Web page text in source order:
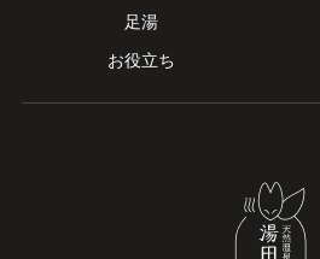
足湯
お役立ち